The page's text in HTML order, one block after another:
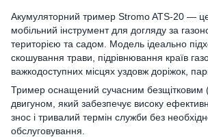
Акумуляторний тример Stromo ATS-20 — це
мобільний інструмент для догляду за
територією та садом. Модель ідеально
скошування трави, підрівнювання країв
важкодоступних місцях уздовж доріжок,
Тример оснащений сучасним безщітковим
двигуном, який забезпечує високу
знос і тривалий термін служби без
обслуговування.